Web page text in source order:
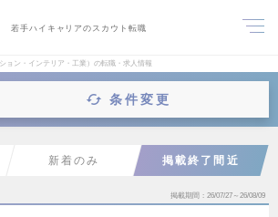
若手ハイキャリアのスカウト転職
ョン・インテリア・工業）の転職・求人情報
条件変更
新着のみ 掲載終了間近
掲載期間 26/07/27～26/08/09